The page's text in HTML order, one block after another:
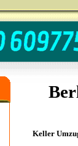
Keller